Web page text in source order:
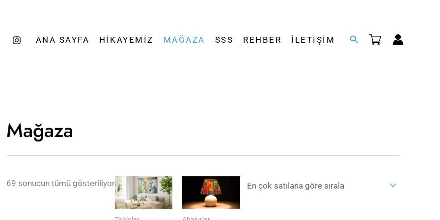
ANA SAYFA
HIKAYEMIZ MAĞAZA SSS REHBER İLETIŞIM Arama
Mağaza
69 sonucun tümü gösteriliyor
sıralandı